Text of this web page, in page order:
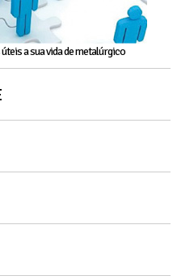
a sua vida de metalúrgico